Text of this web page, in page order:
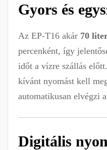
Gyors és
Az EP-T16 akár 70
percenként, így
időt a vízre szállás
kívánt nyomást kell
automatikusan elvégzi
Digitális